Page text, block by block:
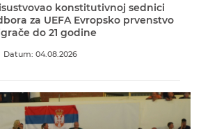
konstitutivnoj sednici
za UEFA Evropsko prvenstvo
do 21 godine
Datum: 04.08.2026